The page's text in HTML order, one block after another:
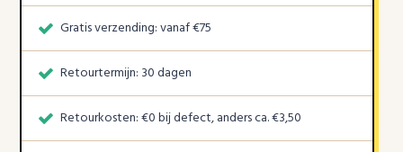
Gratis verzending: vanaf €75
Retourtermijn: 30 dagen
Retourkosten: €0 bij defect, anders ca. €3,50